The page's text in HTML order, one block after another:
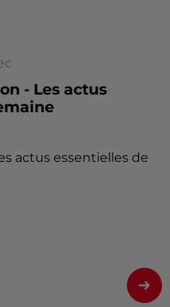
- Les actus
actus essentielles de